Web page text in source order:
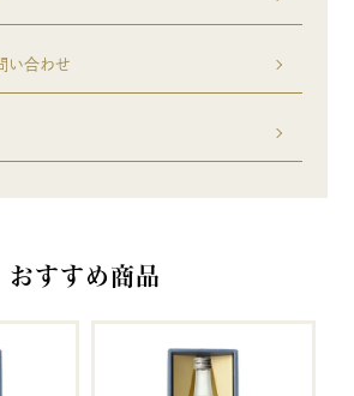
い合わせ
おすすめ商品